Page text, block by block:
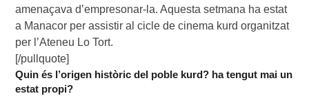
amenaçava d’empresonar-la. Aquesta setmana ha estat
a Manacor per assistir al cicle de cinema kurd organitzat
per l’Ateneu Lo Tort.
[/pullquote]
Quin és l’origen històric del poble kurd? ha tengut mai un
estat propi?